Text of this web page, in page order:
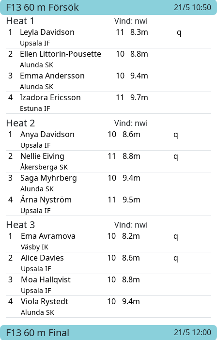
F13 60 m Försök 21/5 10:50
Heat 1 Vind: nwi
1
Leyla Davidson
Upsala IF
11 8.3m q
2 Ellen Littorin-Pousette
Alunda SK
10 8.8m
3 Emma Andersson
Alunda SK
10 9.4m
4 Izadora Ericsson
Estuna IF
11 9.7m
Heat 2 Vind: nwi
1
Anya Davidson
Upsala IF
10 8.6m q
2 Nellie Eiving
Åkersberga SK
11 8.8m q
3 Saga Myhrberg
Alunda SK
10 9.4m
4 Ärna Nyström
Upsala IF
11 9.5m
Heat 3 Vind: nwi
1
Ema Avramova
Väsby IK
10 8.2m q
2 Alice Davies
Upsala IF
10 8.6m q
3 Moa Hallqvist
Upsala IF
10 8.8m
4 Viola Rystedt
Alunda SK
10 9.4m
F13 60 m Final
21/5 12:00